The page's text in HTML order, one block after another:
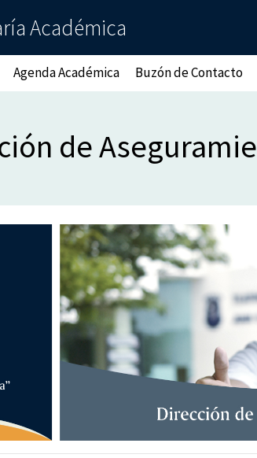
Académica
Agenda Académica Buzón de Contacto
de